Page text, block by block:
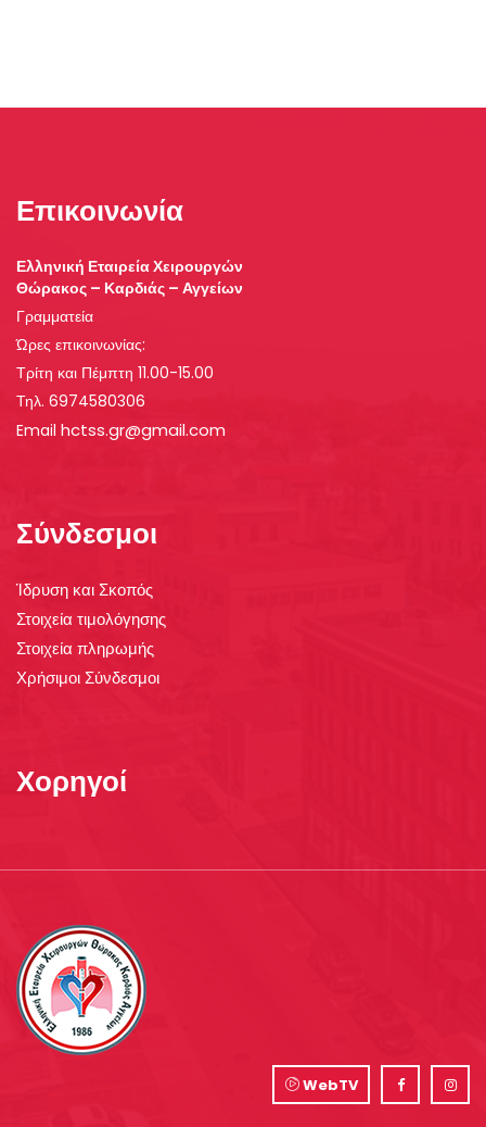
Επικοινωνία
Ελληνική Εταιρεία Χειρουργών
Θώρακος – Καρδιάς – Αγγείων
Γραμματεία
Ώρες επικοινωνίας:
Τρίτη και Πέμπτη 11.00-15.00
Τηλ. 6974580306
Email hctss.gr@gmail.com
Σύνδεσμοι
Ίδρυση και Σκοπός
Στοιχεία τιμολόγησης
Στοιχεία πληρωμής
Χρήσιμοι Σύνδεσμοι
Χορηγοί
WebTV